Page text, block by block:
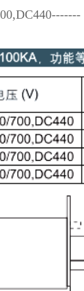
-------